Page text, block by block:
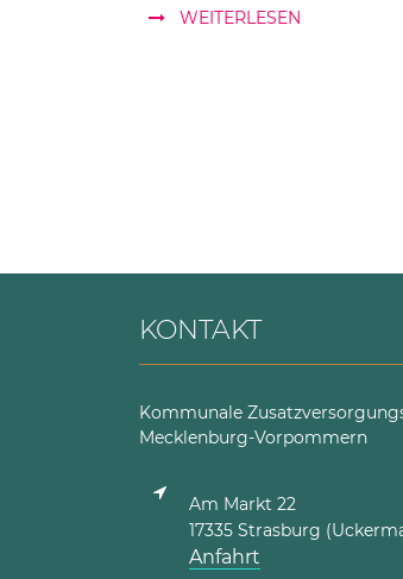
WEITERLESEN
KONTAKT
Kommunale
Mecklenburg-Vorpommern
Am Markt 22
17335 Strasburg
Anfahrt